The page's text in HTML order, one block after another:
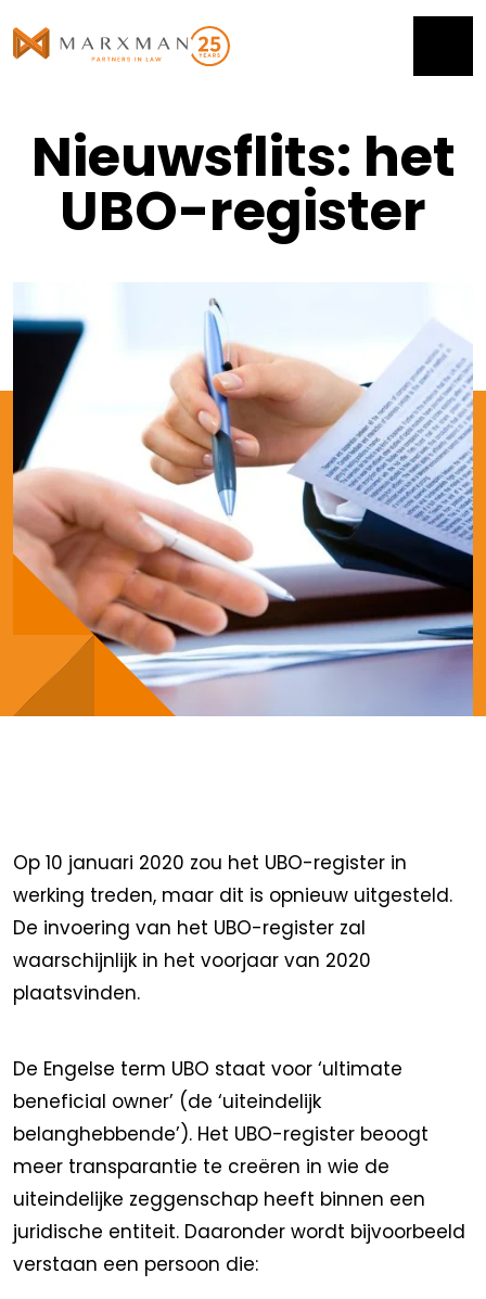
Nieuwsflits: het
UBO-register
Op 10 januari 2020 zou het UBO-register in
werking treden, maar dit is opnieuw uitgesteld.
De invoering van het UBO-register zal
waarschijnlijk in het voorjaar van 2020
plaatsvinden.
De Engelse term UBO staat voor ‘ultimate
beneficial owner’ (de ‘uiteindelijk
belanghebbende’). Het UBO-register beoogt
meer transparantie te creëren in wie de
uiteindelijke zeggenschap heeft binnen een
juridische entiteit. Daaronder wordt bijvoorbeeld
verstaan een persoon die: